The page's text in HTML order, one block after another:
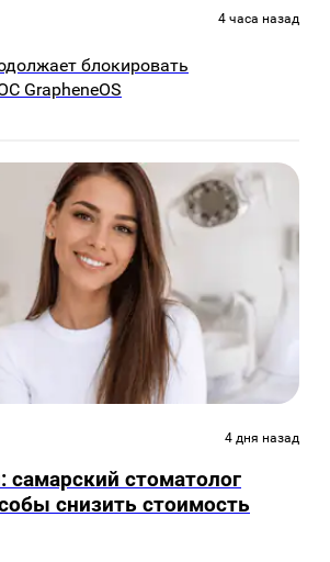
4 часа назад
блокировать
GrapheneOS
4 дня назад
самарский стоматолог
снизить стоимость